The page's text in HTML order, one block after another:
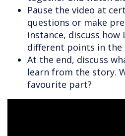
Pause the video at
questions or make
instance, discuss how
different points in the
At the end, discuss
learn from the story.
favourite part?